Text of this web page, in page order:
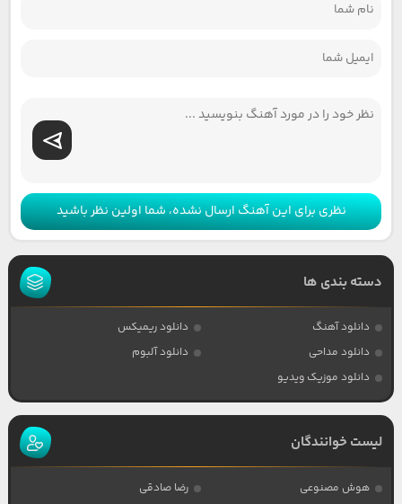
نظری برای این آهنگ ارسال نشده، شما اولین نظر باشید
دسته بندی ها
دانلود آهنگ
دانلود ریمیکس
دانلود مداحی
دانلود آلبوم
دانلود موزیک ویدیو
لیست خوانندگان
هوش مصنوعی رضا صادقی